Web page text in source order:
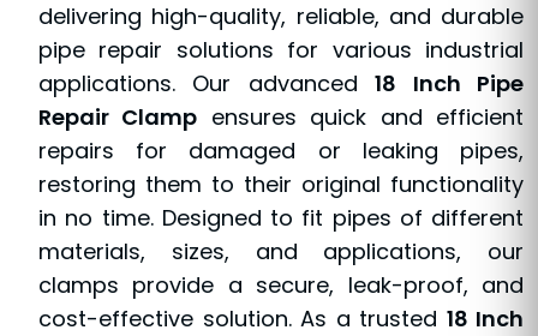
delivering high-quality, reliable, and durable
pipe repair solutions for various industrial
applications. Our advanced18 Inch Pipe
Repair Clamp ensures quick and efficient
repairs for damaged or leaking pipes,
restoring them to their original functionality
in no time. Designed to fit pipes of different
materials, sizes, and applications, our
clamps provide a secure, leak-proof, and
cost-effective solution. As a trusted 18 Inch